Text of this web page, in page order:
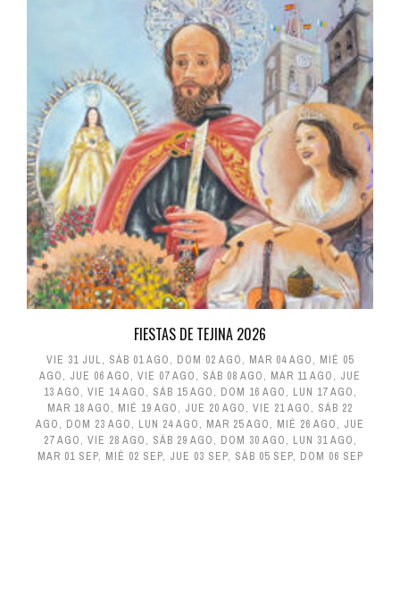
FIESTAS DE TEJINA 2026
VIE 31 JUL, SÁB 01 AGO, DOM 02 AGO, MAR 04 AGO, MIÉ 05
AGO, JUE 06 AGO, VIE 07 AGO, SÁB 08 AGO, MAR 11 AGO, JUE
13 AGO, VIE 14 AGO, SÁB 15 AGO, DOM 16 AGO, LUN 17 AGO,
MAR 18 AGO, MIÉ 19 AGO, JUE 20 AGO, VIE 21 AGO, SÁB 22
AGO, DOM 23 AGO, LUN 24 AGO, MAR 25 AGO, MIÉ 26 AGO, JUE
27 AGO, VIE 28 AGO, SÁB 29 AGO, DOM 30 AGO, LUN 31 AGO,
MAR 01 SEP, MIÉ 02 SEP, JUE 03 SEP, SÁB 05 SEP, DOM 06 SEP